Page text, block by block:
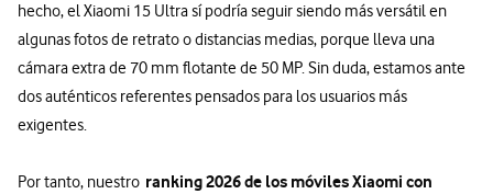
hecho, el Xiaomi 15 Ultra sí podría seguir siendo más versátil en
algunas fotos de retrato o distancias medias, porque lleva una
cámara extra de 70 mm flotante de 50 MP. Sin duda, estamos ante
dos auténticos referentes pensados para los usuarios más
exigentes.
Por tanto, nuestro ranking 2026 de los móviles Xiaomi con